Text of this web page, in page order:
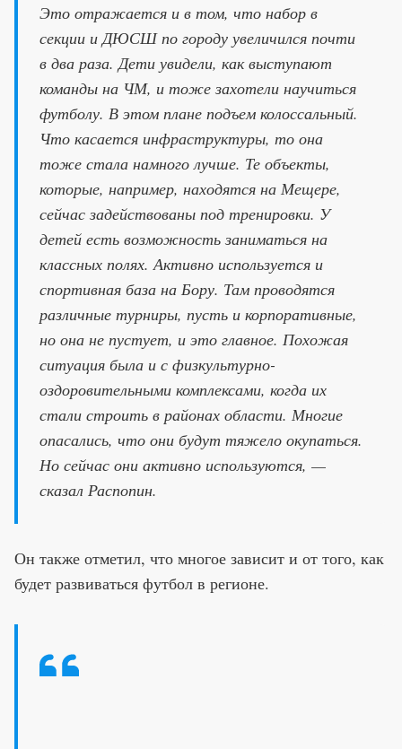
Это отражается и в том, что набор в
секции и ДЮСШ по городу увеличился почти
в два раза. Дети увидели, как выступают
команды на ЧМ, и тоже захотели научиться
футболу. В этом плане подъем колоссальный.
Что касается инфраструктуры, то она
тоже стала намного лучше. Те объекты,
которые, например, находятся на Мещере,
сейчас задействованы под тренировки. У
детей есть возможность заниматься на
классных полях. Активно используется и
спортивная база на Бору. Там проводятся
различные турниры, пусть и корпоративные,
но она не пустует, и это главное. Похожая
ситуация была и с физкультурно-
оздоровительными комплексами, когда их
стали строить в районах области. Многие
опасались, что они будут тяжело окупаться.
Но сейчас они активно используются, —
сказал Распопин.
Он также отметил, что многое зависит и от того, как
будет развиваться футбол в регионе.